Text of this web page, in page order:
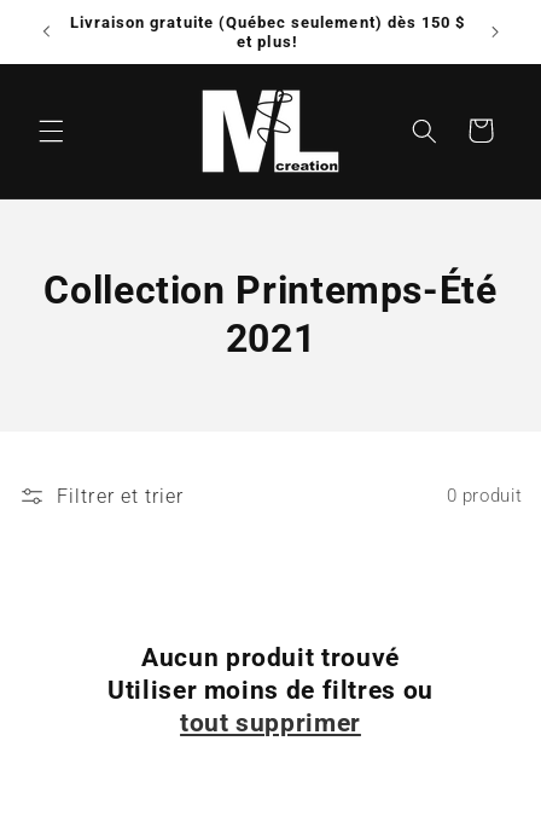
passer
contenu
Livraison gratuite (Québec seulement) dès 150 $
et plus!
Panier
C
e
Collection Printemps-Été
2021
Filtrer et trier 0 produit
Aucun produit trouvé
Utiliser moins de filtres ou
tout supprimer